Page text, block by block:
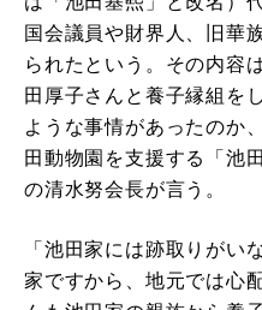
国会議員や財界人、旧華
られたという。その内容
田厚子さんと養子縁組を
ような事情があったのか
田動物園を支援する「池
の清水努会長が言う。
「池田家には跡取りがい
家ですから、地元では心